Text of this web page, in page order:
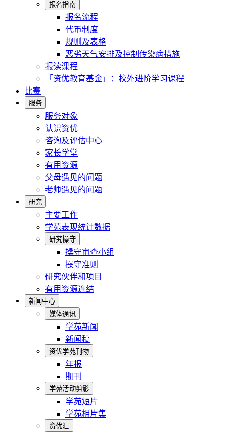
报名指南
报名流程
代币制度
规则及表格
恶劣天气安排及控制传染病措施
报读课程
「资优教育基金」：校外进阶学习课程
比赛
服务
服务对象
认识资优
咨询及评估中心
家长学堂
有用资源
父母遇见的问题
老师遇见的问题
研究
主要工作
学苑表现统计数据
研究操守
操守审查小组
操守准则
研究伙伴和项目
有用资源连结
新闻中心
媒体通讯
学苑新闻
新闻稿
资优学苑刊物
年报
期刊
学苑活动剪影
学苑短片
学苑相片集
资优汇